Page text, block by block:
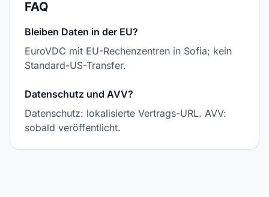
FAQ
Bleiben Daten in der EU?
EuroVDC mit EU-Rechenzentren in Sofia; kein
Standard-US-Transfer.
Datenschutz und AVV?
Datenschutz: lokalisierte Vertrags-URL. AVV:
sobald veröffentlicht.